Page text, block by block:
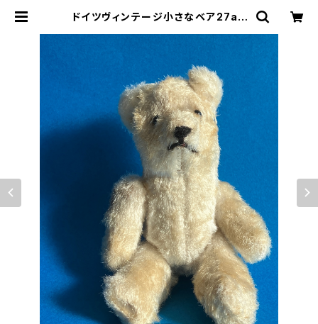
ドイツヴィンテージ小さなベア27a |